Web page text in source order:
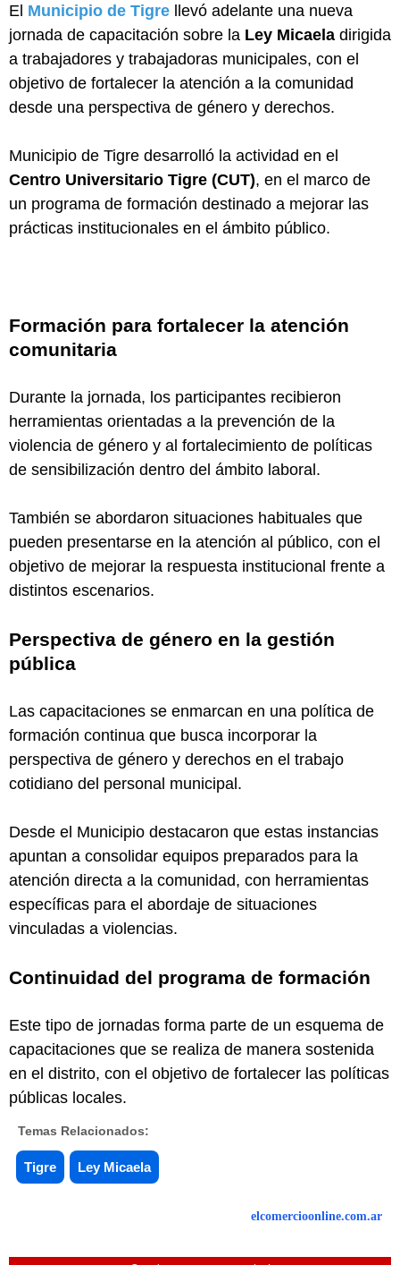
El Municipio de Tigre llevó adelante una nueva
jornada de capacitación sobre la Ley Micaela dirigida
a trabajadores y trabajadoras municipales, con el
objetivo de fortalecer la atención a la comunidad
desde una perspectiva de género y derechos.
Municipio de Tigre desarrolló la actividad en el
Centro Universitario Tigre (CUT), en el marco de
un programa de formación destinado a mejorar las
prácticas institucionales en el ámbito público.
Formación para fortalecer la atención
comunitaria
Durante la jornada, los participantes recibieron
herramientas orientadas a la prevención de la
violencia de género y al fortalecimiento de políticas
de sensibilización dentro del ámbito laboral.
También se abordaron situaciones habituales que
pueden presentarse en la atención al público, con el
objetivo de mejorar la respuesta institucional frente a
distintos escenarios.
Perspectiva de género en la gestión
pública
Las capacitaciones se enmarcan en una política de
formación continua que busca incorporar la
perspectiva de género y derechos en el trabajo
cotidiano del personal municipal.
Desde el Municipio destacaron que estas instancias
apuntan a consolidar equipos preparados para la
atención directa a la comunidad, con herramientas
específicas para el abordaje de situaciones
vinculadas a violencias.
Continuidad del programa de formación
Este tipo de jornadas forma parte de un esquema de
capacitaciones que se realiza de manera sostenida
en el distrito, con el objetivo de fortalecer las políticas
públicas locales.
Temas Relacionados:
Tigre Ley Micaela
elcomercioonline.com.ar